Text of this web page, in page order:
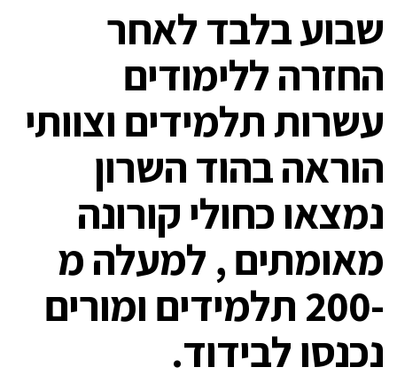
שבוע בלבד לאחר
החזרה ללימודים
עשרות תלמידים וצוותי
הוראהבהוד השרון
נמצאו כחולי קורונה
מאומתים , למעלה מ
-200 תלמידים ומורים
נכנסו לבידוד.